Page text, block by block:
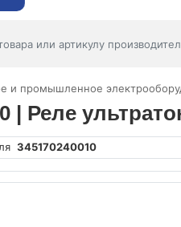
и промышленное
| Реле
345170240010